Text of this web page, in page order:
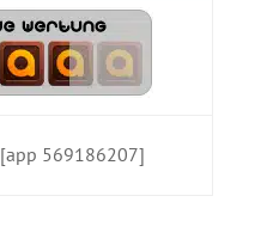
[app 569186207]